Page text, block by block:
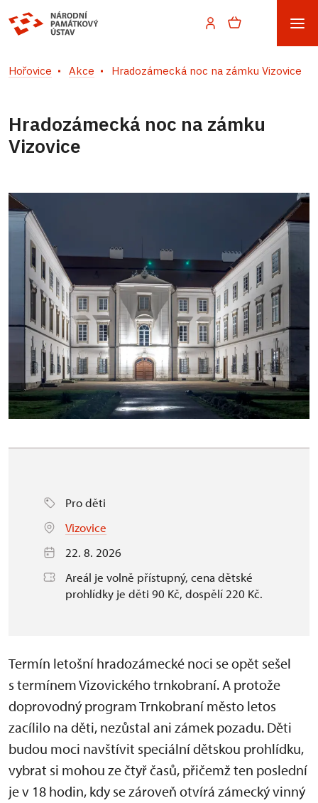
Hořovice Akce Hradozámecká noc na zámku Vizovice
Hradozámecká noc na zámku
Vizovice
Pro děti
Vizovice
22. 8. 2026
Areál je volně přístupný, cena dětské
prohlídky je děti 90 Kč, dospělí 220 Kč.
Termín letošní hradozámecké noci se opět sešel
s termínem Vizovického trnkobraní. A protože
doprovodný program Trnkobraní město letos
zacílilo na děti, nezůstal ani zámek pozadu. Děti
budou moci navštívit speciální dětskou prohlídku,
vybrat si mohou ze čtyř časů, přičemž ten poslední
je v 18 hodin, kdy se zároveň otvírá zámecký vinný